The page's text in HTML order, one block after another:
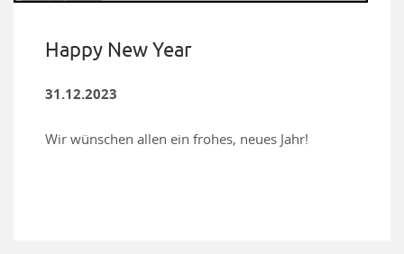
Happy New Year
31.12.2023
Wir wünschen allen ein frohes, neues Jahr!